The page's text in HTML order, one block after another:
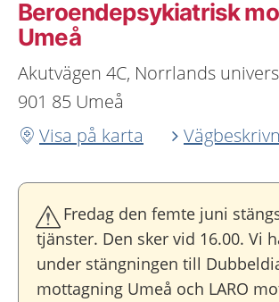
Beroendepsykiatrisk
Umeå
Akutvägen 4C, Norrlands
901 85 Umeå
Visa på karta
Fredag den femte juni
tjänster. Den sker vid 16.00. Vi
under stängningen till
mottagning Umeå och LARO